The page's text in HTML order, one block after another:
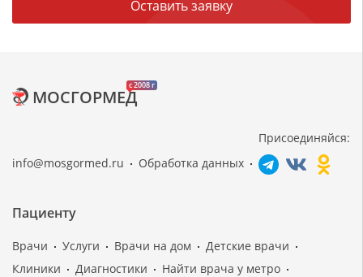
Оставить заявку
c 2008 г
МОСГОРМЕД
info@mosgormed.ru Обработка данных
Присоединяйся:
Пациенту
Врачи Услуги Врачи на дом
Детские врачи
Клиники
Диагностики
Найти врача у метро